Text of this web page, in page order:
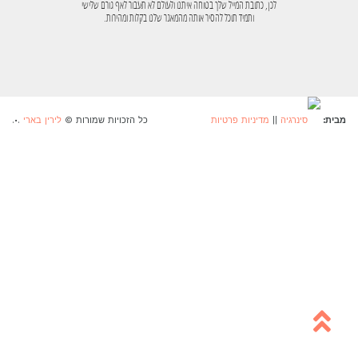
לכן, כתובת המייל שלך בטוחה איתנו ולעולם לא תעבור לאף גורם שלישי
ותמיד תוכל להסיר אותה מהמאגר שלנו בקלות ומהירות.
מבית: מדיניות פרטיות כל הזכויות שמורות © לירין בארי .
•
.
גלילה